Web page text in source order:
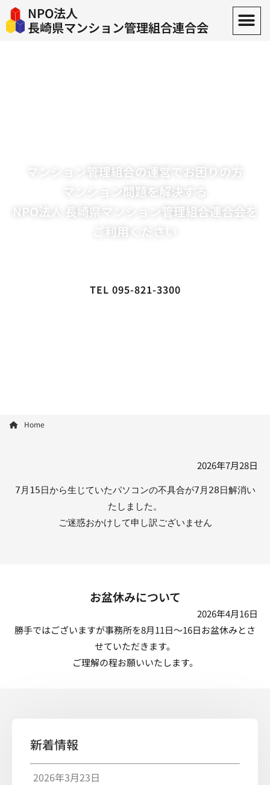
NPO法人
長崎県マンション管理組合連合会
マンション管理組合の運営でお困りの方
マンション問題を解決する
NPO法人 長崎県マンション管理組合連合会を
ご利用ください
TEL 095-821-3300
Home
2026年7月28日
7月15日から生じていたパソコンの不具合が7月28日解消い
たしました。
ご迷惑おかけして申し訳ございません
お盆休みについて
2026年4月16日
勝手ではございますが事務所を8月11日～16日お盆休みとさ
せていただきます。
ご理解の程お願いいたします。
新着情報
2026年3月23日